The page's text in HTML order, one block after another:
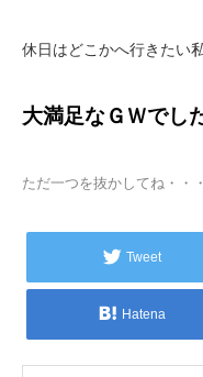
休日はどこかへ行きたい
大満足なＧＷでし
ただ一つを抜かしてね・・
Tweet
Hatena